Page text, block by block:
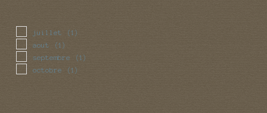
juillet (1)
aout (1)
septembre (1)
octobre (1)